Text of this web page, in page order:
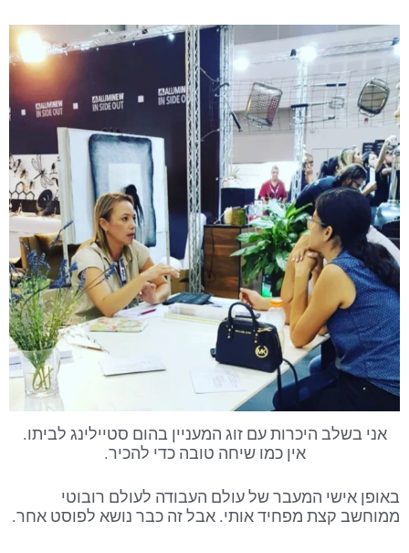
אני בשלב היכרות עם זוג המעניין בהום סטיילינג לביתו.
אין כמו שיחה טובה כדי להכיר.
באופן אישי המעבר של עולם העבודה לעולם רובוטי
ממוחשב קצת מפחיד אותי. אבל זה כבר נושא לפוסט אחר.